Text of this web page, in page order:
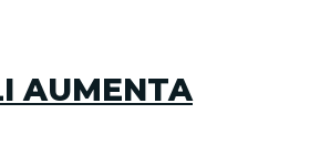
AUMENTA